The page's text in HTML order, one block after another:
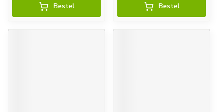
Bestel Bestel